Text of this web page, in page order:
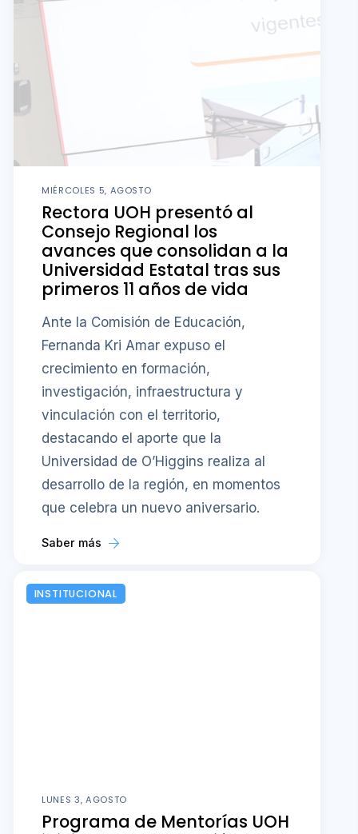
MIÉRCOLES 5, AGOSTO
Rectora UOH presentó al
Consejo Regional los
avances que consolidan a la
Universidad Estatal tras sus
primeros 11 años de vida
Ante la Comisión de Educación,
Fernanda Kri Amar expuso el
crecimiento en formación,
investigación, infraestructura y
vinculación con el territorio,
destacando el aporte que la
Universidad de O’Higgins realiza al
desarrollo de la región, en momentos
que celebra un nuevo aniversario.
Saber más
INSTITUCIONAL
LUNES 3, AGOSTO
Programa de Mentorías UOH